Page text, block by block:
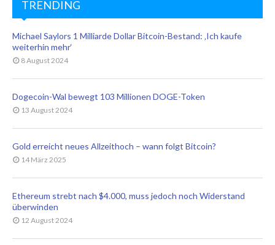
TRENDING
Michael Saylors 1 Milliarde Dollar Bitcoin-Bestand: ‚Ich kaufe
weiterhin mehr‘
8 August 2024
Dogecoin-Wal bewegt 103 Millionen DOGE-Token
13 August 2024
Gold erreicht neues Allzeithoch – wann folgt Bitcoin?
14 März 2025
Ethereum strebt nach $4.000, muss jedoch noch Widerstand
überwinden
12 August 2024